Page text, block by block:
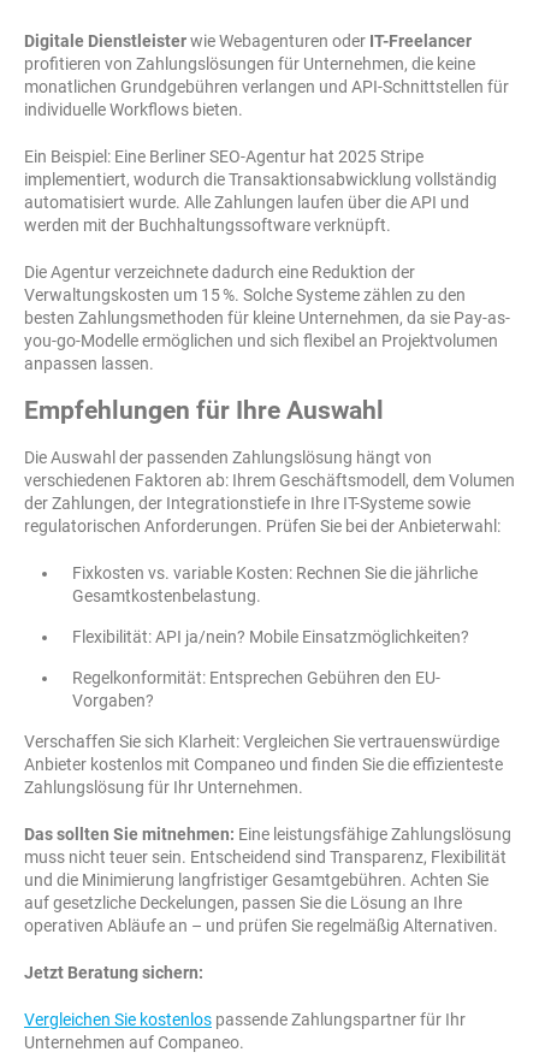
Digitale Dienstleisterwie Webagenturen oder IT-Freelancer
profitieren von Zahlungslösungen für Unternehmen, die keine
monatlichen Grundgebühren verlangen und API-Schnittstellen für
individuelle Workflows bieten.
Ein Beispiel: Eine Berliner SEO-Agentur hat 2025 Stripe
implementiert, wodurch die Transaktionsabwicklung vollständig
automatisiert wurde. Alle Zahlungen laufen über die API und
werden mit der Buchhaltungssoftware verknüpft.
Die Agentur verzeichnete dadurch eine Reduktion der
Verwaltungskosten um 15 %. Solche Systeme zählen zu den
besten Zahlungsmethoden für kleine Unternehmen, da sie Pay-as-
you-go-Modelle ermöglichen und sich flexibel an Projektvolumen
anpassen lassen.
Empfehlungen für Ihre Auswahl
Die Auswahl der passenden Zahlungslösung hängt von
verschiedenen Faktoren ab: Ihrem Geschäftsmodell, dem Volumen
der Zahlungen, der Integrationstiefe in Ihre IT-Systeme sowie
regulatorischen Anforderungen. Prüfen Sie bei der Anbieterwahl:
Fixkosten vs. variable Kosten: Rechnen Sie die jährliche
Gesamtkostenbelastung.
Flexibilität: API ja/nein? Mobile Einsatzmöglichkeiten?
Regelkonformität: Entsprechen Gebühren den EU-
Vorgaben?
Verschaffen Sie sich Klarheit: Vergleichen Sie vertrauenswürdige
Anbieter kostenlos mit Companeo und finden Sie die effizienteste
Zahlungslösung für Ihr Unternehmen.
Das sollten Sie mitnehmen: Eine leistungsfähige Zahlungslösung
muss nicht teuer sein. Entscheidend sind Transparenz, Flexibilität
und die Minimierung langfristiger Gesamtgebühren. Achten Sie
auf gesetzliche Deckelungen, passen Sie die Lösung an Ihre
operativen Abläufe an – und prüfen Sie regelmäßig Alternativen.
Jetzt Beratung sichern:
Vergleichen Sie kostenlos passende Zahlungspartner für Ihr
Unternehmen auf Companeo.